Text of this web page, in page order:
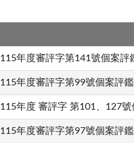
115年度審評字第141號個案
115年度審評字第99號個案評
115年度 審評字 第101、127
115年度審評字第97號個案評